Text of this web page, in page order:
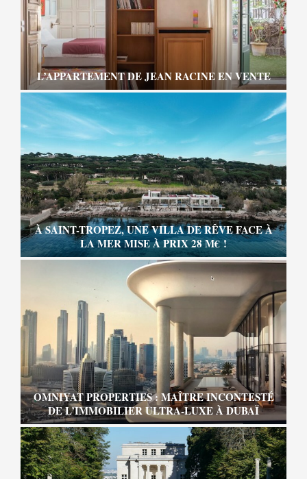
L’APPARTEMENT DE JEAN RACINE EN VENTE
À SAINT-TROPEZ, UNE VILLA DE RÊVE FACE À
LA MER MISE À PRIX 28 M€ !
OMNIYAT PROPERTIES : MAÎTRE INCONTESTÉ
DE L’IMMOBILIER ULTRA-LUXE À DUBAÏ